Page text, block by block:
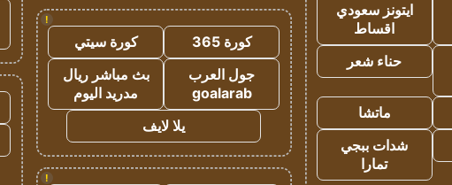
ايتونز سعودي
اقساط
حناء شعر
ماتشا
شدات ببجي
تمارا
!
كورة 365
كورة سيتي
جول العرب
goalarab
بث مباشر ريال
مدريد اليوم
يلا لايف
!